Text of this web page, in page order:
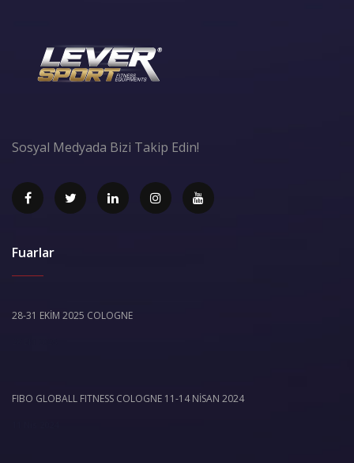
Sosyal Medyada Bizi Takip Edin!
Fuarlar
28-31 EKİM 2025 COLOGNE
FIBO GLOBALL FITNESS COLOGNE 11-14 NİSAN 2024